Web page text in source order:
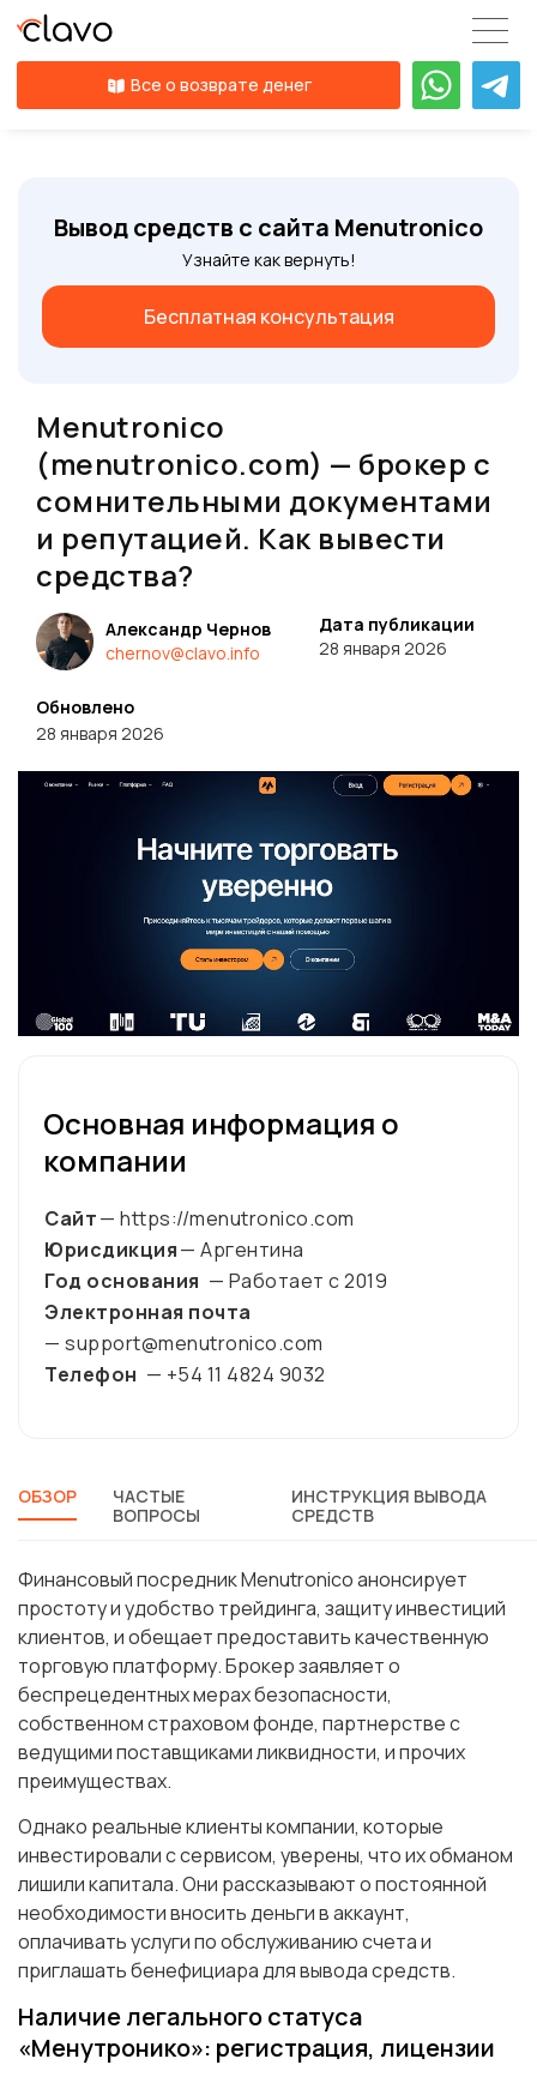
Все о возврате денег
Вывод средств с сайта Menutronico
Узнайте как вернуть!
Бесплатная консультация
Menutronico
(menutronico.com) — брокер с
сомнительными документами
и репутацией. Как вывести
средства?
Александр Чернов
chernov@clavo.info
Дата публикации
28 января 2026
Обновлено
28 января 2026
Основная информация о
компании
Сайт— https://menutronico.com
Юрисдикция— Аргентина
Год основания — Работает с2019
Электронная почта
— support@menutronico.com
Телефон — +54 11 4824 9032
ОБЗОР
ЧАСТЫЕ
ВОПРОСЫ
ИНСТРУКЦИЯ ВЫВОДА
СРЕДСТВ
Финансовый посредник Menutronico анонсирует
простоту и удобство трейдинга, защиту инвестиций
клиентов, и обещает предоставить качественную
торговую платформу. Брокер заявляет о
беспрецедентных мерах безопасности,
собственном страховом фонде, партнерстве с
ведущими поставщиками ликвидности, и прочих
преимуществах.
Однако реальные клиенты компании, которые
инвестировали с сервисом, уверены, что их обманом
лишили капитала. Они рассказывают о постоянной
необходимости вносить деньги в аккаунт,
оплачивать услуги по обслуживанию счета и
приглашать бенефициара для вывода средств.
Наличие легального статуса
«Менутронико»: регистрация, лицензии